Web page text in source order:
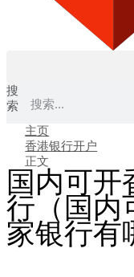
搜
索
主页
香港银行开户
正文
国内可开
行（国内
家银行有